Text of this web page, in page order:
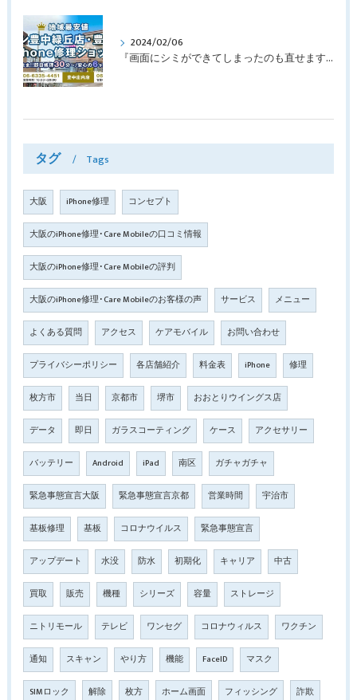
2024/02/06
『画面にシミができてしまったのも直せますか？』豊中市南桜塚より画面修理でご来店♪【iPhone11Pro】
タグ Tags
大阪 iPhone修理 コンセプト
大阪のiPhone修理･Care Mobileの口コミ情報
大阪のiPhone修理･Care Mobileの評判
大阪のiPhone修理･Care Mobileのお客様の声 サービス メニュー
よくある質問 アクセス ケアモバイル お問い合わせ
プライバシーポリシー 各店舗紹介 料金表 iPhone 修理
枚方市 当日 京都市 堺市 おおとりウイングス店
データ 即日 ガラスコーティング ケース アクセサリー
バッテリー Android iPad 南区 ガチャガチャ
緊急事態宣言大阪 緊急事態宣言京都 営業時間 宇治市
基板修理 基板 コロナウイルス 緊急事態宣言
アップデート 水没 防水 初期化 キャリア 中古
買取 販売 機種 シリーズ 容量 ストレージ
ニトリモール テレビ ワンセグ コロナウィルス ワクチン
通知 スキャン やり方 機能 FaceID マスク
SIMロック 解除 枚方 ホーム画面 フィッシング 詐欺